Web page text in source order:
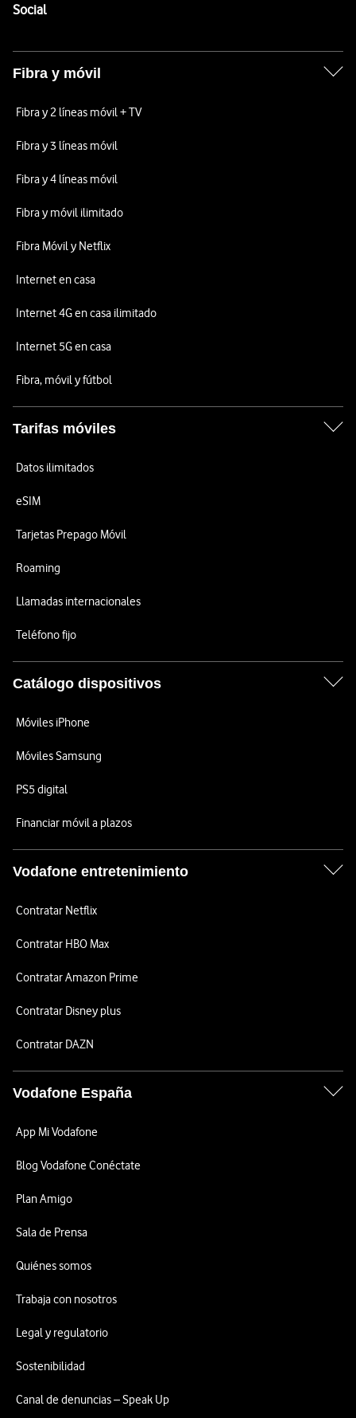
SocialEnlaces a las redes sociales de Vodafone
Fibra y móvil
Fibra y 2 líneas móvil + TV
Fibra y 3 líneas móvil
Fibra y 4 líneas móvil
Fibra y móvil ilimitado
Fibra Móvil y Netflix
Internet en casa
Internet 4G en casa ilimitado
Internet 5G en casa
Fibra, móvil y fútbol
Tarifas móviles
Datos ilimitados
eSIM
Tarjetas Prepago Móvil
Roaming
Llamadas internacionales
Teléfono fijo
Catálogo dispositivos
Móviles iPhone
Móviles Samsung
PS5 digital
Financiar móvil a plazos
Vodafone entretenimiento
Contratar Netflix
Contratar HBO Max
Contratar Amazon Prime
Contratar Disney plus
Contratar DAZN
Vodafone España
App Mi Vodafone
Blog Vodafone Conéctate
Plan Amigo
Sala de Prensa
Quiénes somos
Trabaja con nosotros
Legal y regulatorio
Sostenibilidad
Canal de denuncias – Speak Up